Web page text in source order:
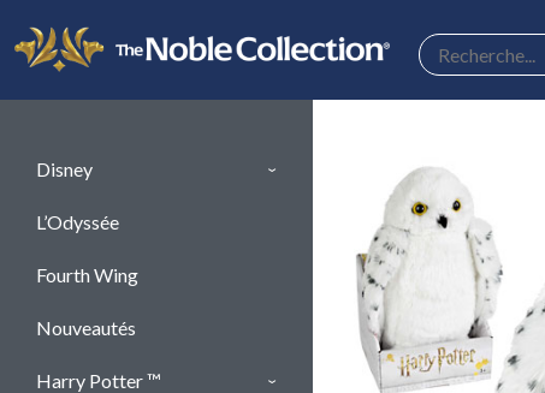
Disney
L’Odyssée
Fourth Wing
Nouveautés
Harry Potter ™